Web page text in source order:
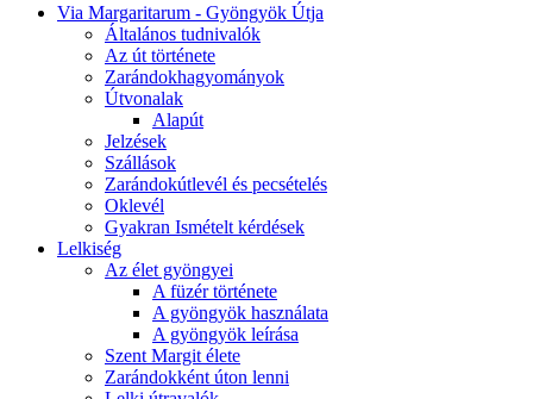
Via Margaritarum - Gyöngyök Útja
Általános tudnivalók
Az út története
Zarándokhagyományok
Útvonalak
Alapút
Jelzések
Szállások
Zarándokútlevél és pecsételés
Oklevél
Gyakran Ismételt kérdések
Lelkiség
Az élet gyöngyei
A füzér története
A gyöngyök használata
A gyöngyök leírása
Szent Margit élete
Zarándokként úton lenni